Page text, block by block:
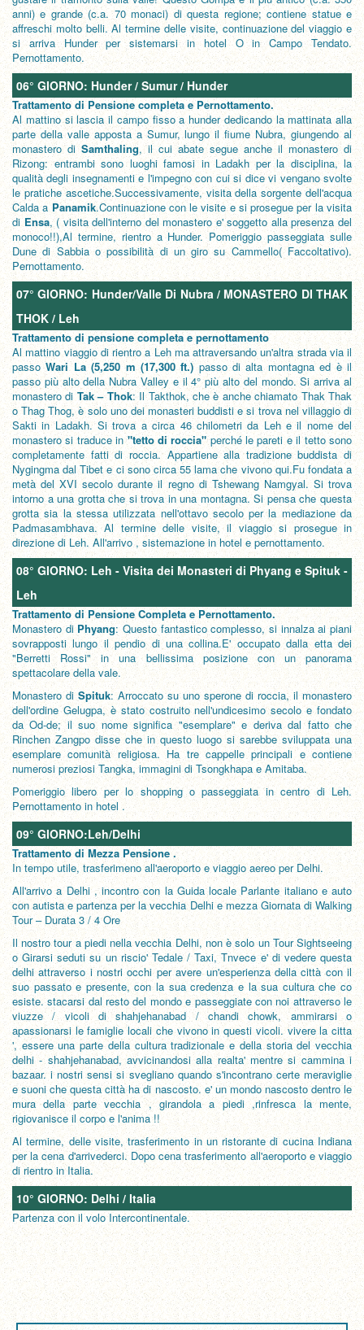
anni) e grande (c.a. 70 monaci) di questa regione; contiene statue e
affreschi molto belli. Al termine delle visite, continuazione del viaggio e
si arriva Hunder per sistemarsi in hotel O in Campo Tendato.
Pernottamento.
06° GIORNO: Hunder / Sumur / Hunder
Trattamento di Pensione completa e Pernottamento.
Al mattino si lascia il campo fisso a hunder dedicando la mattinata alla
parte della valle apposta a Sumur, lungo il fiume Nubra, giungendo al
monastero diSamthaling, il cui abate segue anche il monastero di
Rizong: entrambi sono luoghi famosi in Ladakh per la disciplina, la
qualità degli insegnamenti e l'impegno con cui si dice vi vengano svolte
le pratiche ascetiche.Successivamente, visita della sorgente dell'acqua
Calda a Panamik.Continuazione con le visite e si prosegue per la visita
di Ensa, ( visita dell'interno del monastero e' soggetto alla presenza del
monoco!!),Al termine, rientro a Hunder. Pomeriggio passeggiata sulle
Dune di Sabbia o possibilità di un giro su Cammello( Faccoltativo).
Pernottamento.
07° GIORNO: Hunder/Valle Di Nubra / MONASTERO DI THAK
THOK / Leh
Trattamento di pensione completa e pernottamento
Al mattino viaggio di rientro a Leh ma attraversando un'altra strada via il
passoWari La (5,250 m (17,300 ft.)passo di alta montagna ed è il
passo più alto della Nubra Valley e il 4° più alto del mondo. Si arriva al
monastero di Tak – Thok: Il Takthok, che è anche chiamato Thak Thak
o Thag Thog, è solo uno dei monasteri buddisti e si trova nel villaggio di
Sakti in Ladakh. Si trova a circa 46 chilometri da Leh e il nome del
monastero si traduce in"tetto di roccia"perché le pareti e il tetto sono
completamente fatti di roccia. Appartiene alla tradizione buddista di
Nygingma dal Tibet e ci sono circa 55 lama che vivono qui.Fu fondata a
metà del XVI secolo durante il regno di Tshewang Namgyal. Si trova
intorno a una grotta che si trova in una montagna. Si pensa che questa
grotta sia la stessa utilizzata nell'ottavo secolo per la mediazione da
Padmasambhava. Al termine delle visite, il viaggio si prosegue in
direzione di Leh. All'arrivo , sistemazione in hotel e pernottamento.
08° GIORNO: Leh - Visita dei Monasteri di Phyang e Spituk -
Leh
Trattamento di Pensione Completa e Pernottamento.
Monastero di Phyang: Questo fantastico complesso, si innalza ai piani
sovrapposti lungo il pendio di una collina.E' occupato dalla etta dei
"Berretti Rossi" in una bellissima posizione con un panorama
spettacolare della vale.
Monastero di Spituk: Arroccato su uno sperone di roccia, il monastero
dell'ordine Gelugpa, è stato costruito nell'undicesimo secolo e fondato
da Od-de; il suo nome significa "esemplare" e deriva dal fatto che
Rinchen Zangpo disse che in questo luogo si sarebbe sviluppata una
esemplare comunità religiosa. Ha tre cappelle principali e contiene
numerosi preziosi Tangka, immagini di Tsongkhapa e Amitaba.
Pomeriggio libero per lo shopping o passeggiata in centro di Leh.
Pernottamento in hotel .
09° GIORNO:Leh/Delhi
Trattamento di Mezza Pensione .
In tempo utile, trasferimeno all'aeroporto e viaggio aereo per Delhi.
All'arrivo a Delhi , incontro con la Guida locale Parlante italiano e auto
con autista e partenza per la vecchia Delhi e mezza Giornata di Walking
Tour – Durata 3 / 4 Ore
Il nostro tour a piedi nella vecchia Delhi, non è solo un Tour Sightseeing
o Girarsi seduti su un riscio' Tedale / Taxi, Tnvece e' di vedere questa
delhi attraverso i nostri occhi per avere un'esperienza della città con il
suo passato e presente, con la sua credenza e la sua cultura che co
esiste. stacarsi dal resto del mondo e passeggiate con noi attraverso le
viuzze / vicoli di shahjehanabad / chandi chowk, ammirarsi o
apassionarsi le famiglie locali che vivono in questi vicoli. vivere la citta
', essere una parte della cultura tradizionale e della storia del vecchia
delhi - shahjehanabad, avvicinandosi alla realta' mentre si cammina i
bazaar. i nostri sensi si svegliano quando s'incontrano certe meraviglie
e suoni che questa città ha di nascosto. e' un mondo nascosto dentro le
mura della parte vecchia , girandola a piedi ,rinfresca la mente,
rigiovanisce il corpo e l'anima !!
Al termine, delle visite, trasferimento in un ristorante di cucina Indiana
per la cena d'arrivederci. Dopo cena trasferimento all'aeroporto e viaggio
di rientro in Italia.
10° GIORNO: Delhi / Italia
Partenza con il volo Intercontinentale.